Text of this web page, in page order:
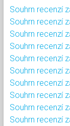
Souhrn recenzí
Souhrn recenzí
Souhrn recenzí
Souhrn recenzí
Souhrn recenzí
Souhrn recenzí
Souhrn recenzí
Souhrn recenzí
Souhrn recenzí
Souhrn recenzí